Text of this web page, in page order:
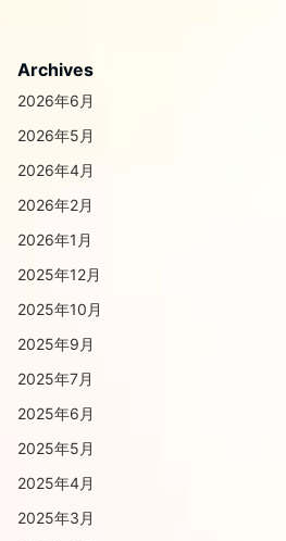
Archives
2026年6月
2026年5月
2026年4月
2026年2月
2026年1月
2025年12月
2025年10月
2025年9月
2025年7月
2025年6月
2025年5月
2025年4月
2025年3月